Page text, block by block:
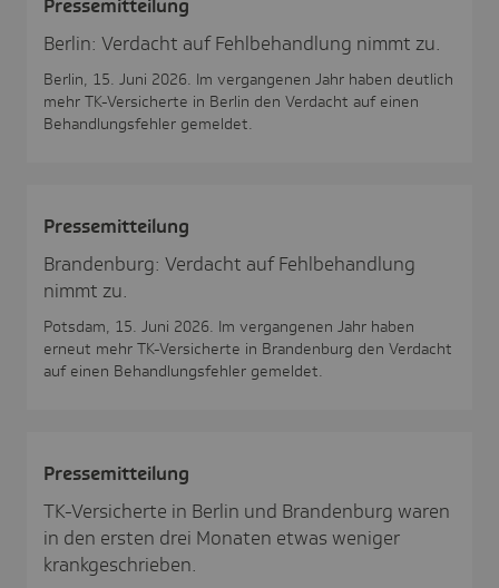
Pres­se­mit­tei­lung
Berlin: Verdacht auf Fehlbehandlung nimmt zu.
Berlin, 15. Juni 2026. Im vergangenen Jahr haben deutlich
mehr TK-Versicherte in Berlin den Verdacht auf einen
Behandlungsfehler gemeldet.
Pres­se­mit­tei­lung
Brandenburg: Verdacht auf Fehlbehandlung
nimmt zu.
Potsdam, 15. Juni 2026. Im vergangenen Jahr haben
erneut mehr TK-Versicherte in Brandenburg den Verdacht
auf einen Behandlungsfehler gemeldet.
Pres­se­mit­tei­lung
TK-Versicherte in Berlin und Brandenburg waren
in den ersten drei Monaten etwas weniger
krankgeschrieben.